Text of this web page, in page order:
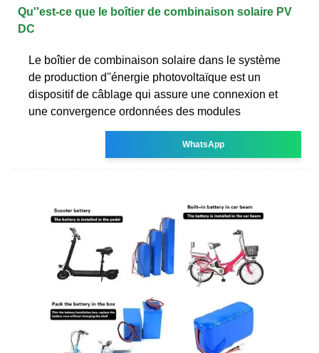
Qu''est-ce que le boîtier de combinaison solaire PV
DC
Le boîtier de combinaison solaire dans le système
de production d''énergie photovoltaïque est un
dispositif de câblage qui assure une connexion et
une convergence ordonnées des modules
WhatsApp